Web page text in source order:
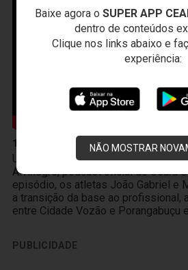
Baixe agora o SUPER APP
dentro de conteúdos
Clique nos links abaixo e
experiência:
NÃO MOSTRAR
10 de Abril
Um novo produto chegou à Vozão
Alvinegro, podcast oficial do Ceará
episódio, os atletas João Gabriel e
a transição da base ao profissional,
entre Cidade Vozão e Porangabuçu
PUBLICIDADE